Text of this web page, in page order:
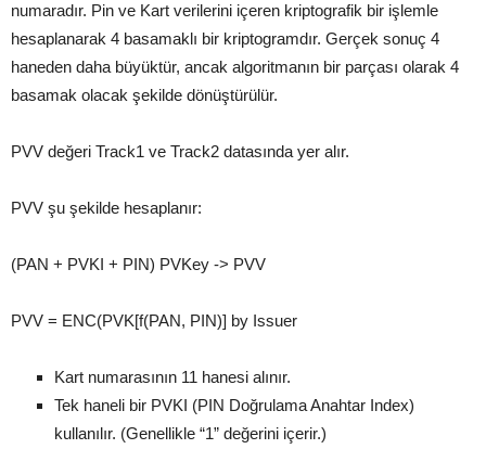
numaradır. Pin ve Kart verilerini içeren kriptografik bir işlemle
hesaplanarak 4 basamaklı bir kriptogramdır. Gerçek sonuç 4
haneden daha büyüktür, ancak algoritmanın bir parçası olarak 4
basamak olacak şekilde dönüştürülür.
PVV değeri Track1 ve Track2 datasında yer alır.
PVV şu şekilde hesaplanır:
(PAN + PVKI + PIN) PVKey -> PVV
PVV = ENC(PVK[f(PAN, PIN)] by Issuer
Kart numarasının 11 hanesi alınır.
Tek haneli bir PVKI (PIN Doğrulama Anahtar Index)
kullanılır. (Genellikle “1” değerini içerir.)